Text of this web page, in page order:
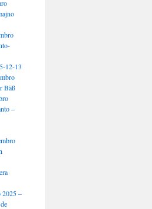
12-13
Bäß
–
2025 –